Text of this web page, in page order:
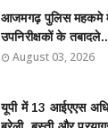
आजमगढ़ पुलिस महकमे
उपनिरीक्षकों के
August 03, 2026
यूपी में 13 आईएएस